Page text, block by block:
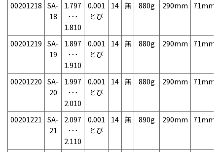
00201218 SA-
18
1.797
･･･
1.810
0.001
とび
14 無 880g 290mm 71mm
00201219 SA-
19
1.897
･･･
1.910
0.001
とび
14 無 880g 290mm 71mm
00201220 SA-
20
1.997
･･･
2.010
0.001
とび
14 無 880g 290mm 71mm
00201221 SA-
21
2.097
･･･
2.110
0.001
とび
14 無 890g 290mm 71mm